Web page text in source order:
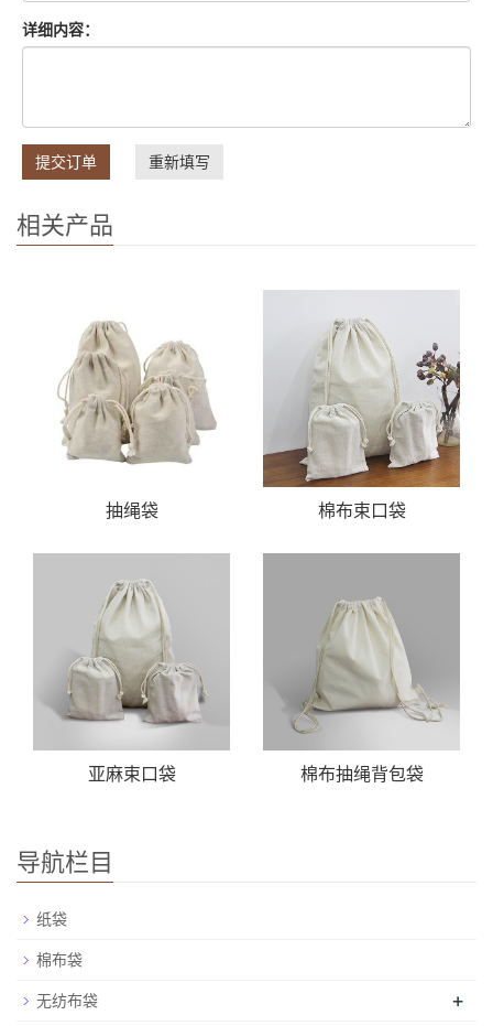
详细内容：
提交订单 重新填写
相关产品
抽绳袋 棉布束口袋
亚麻束口袋 棉布抽绳背包袋
导航栏目
纸袋
棉布袋
无纺布袋
+